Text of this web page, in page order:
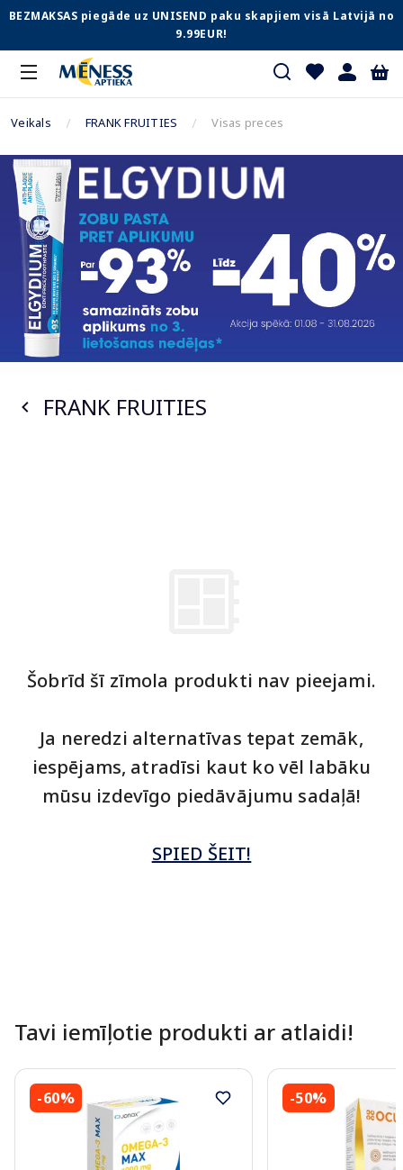
BEZMAKSAS piegāde uz UNISEND paku skapjiem visā Latvijā no
9.99EUR!
Veikals FRANK FRUITIES Visas preces
FRANK FRUITIES
Šobrīd šī zīmola produkti nav pieejami.
Ja neredzi alternatīvas tepat zemāk,
iespējams, atradīsi kaut ko vēl labāku
mūsu izdevīgo piedāvājumu sadaļā!
SPIED ŠEIT!
Tavi iemīļotie produkti ar atlaidi!
-60% -50%